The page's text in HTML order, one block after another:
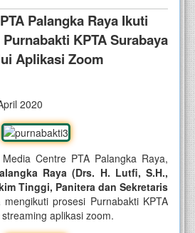
Palangka Raya Ikuti
KPTA Surabaya
Aplikasi Zoom
2020
Centre PTA Palangka Raya,
Raya (Drs. H. Lutfi, S.H.,
Tinggi, Panitera dan Sekretaris
mengikuti prosesi Purnabakti KPTA
aplikasi zoom.